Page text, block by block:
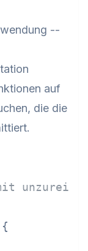
--
auf
die die
{